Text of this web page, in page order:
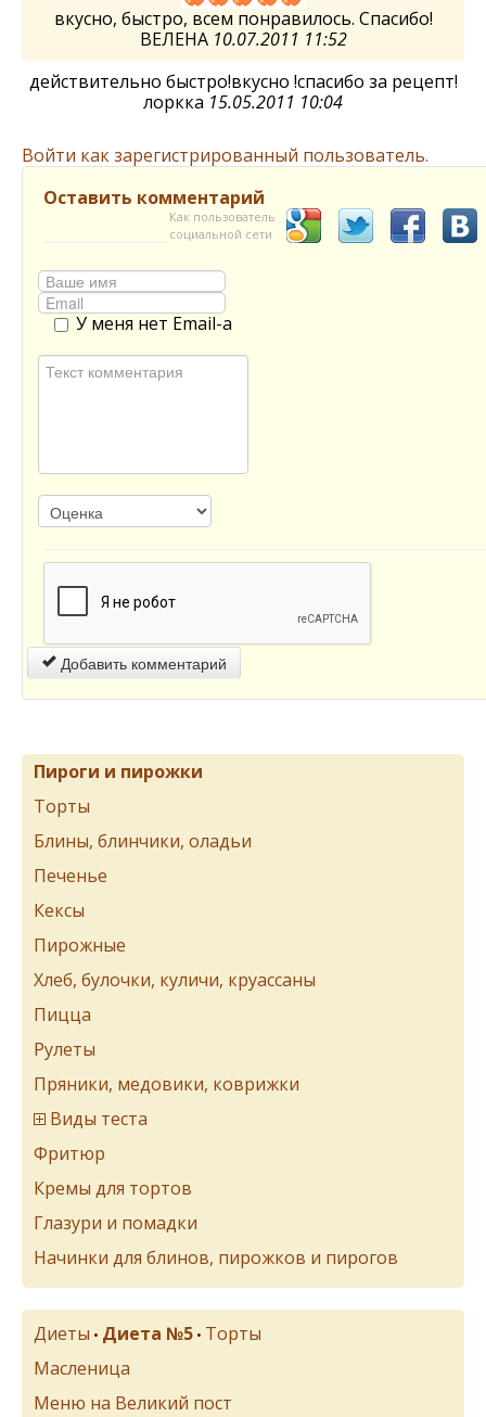
вкусно, быстро, всем понравилось. Спасибо!
ВЕЛЕНА 10.07.2011 11:52
действительно быстро!вкусно !спасибо за рецепт!
лоркка 15.05.2011 10:04
Войти как зарегистрированный пользователь.
Оставить комментарий
Как пользователь
социальной сети
У меня нет Email-а
Добавить комментарий
Пироги и пирожки
Торты
Блины, блинчики, оладьи
Печенье
Кексы
Пирожные
Хлеб, булочки, куличи, круассаны
Пицца
Рулеты
Пряники, медовики, коврижки
Виды теста
Фритюр
Кремы для тортов
Глазури и помадки
Начинки для блинов, пирожков и пирогов
Диеты • Диета №5 • Торты
Масленица
Меню на Великий пост